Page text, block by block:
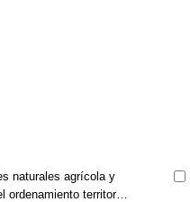
naturales agrícola y
territorial